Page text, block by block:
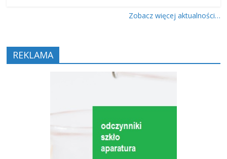
Zobacz więcej aktualności…
REKLAMA